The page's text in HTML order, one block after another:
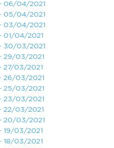
06/04/2021
05/04/2021
03/04/2021
01/04/2021
30/03/2021
29/03/2021
27/03/2021
26/03/2021
25/03/2021
23/03/2021
22/03/2021
20/03/2021
19/03/2021
18/03/2021